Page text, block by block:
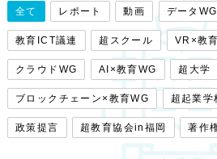
全て レポート 動画 データWG
教育ICT議連 超スクール VR×教
クラウドWG AI×教育WG 超大学
ブロックチェーン×教育WG 超起業学
政策提言 超教育協会in福岡 著作